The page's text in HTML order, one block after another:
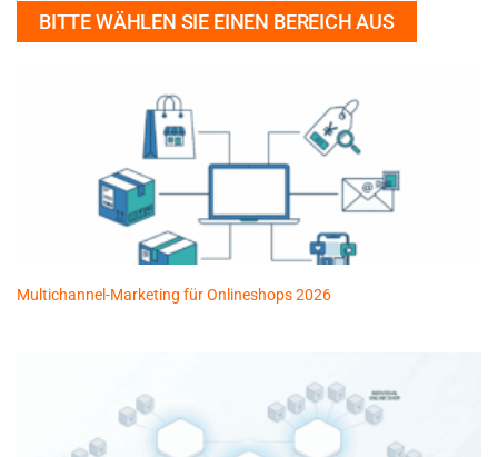
BITTE WÄHLEN SIE EINEN BEREICH AUS
Multichannel-Marketing für Onlineshops 2026